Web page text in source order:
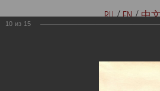
RU/EN/中
Версия для
10 из 15